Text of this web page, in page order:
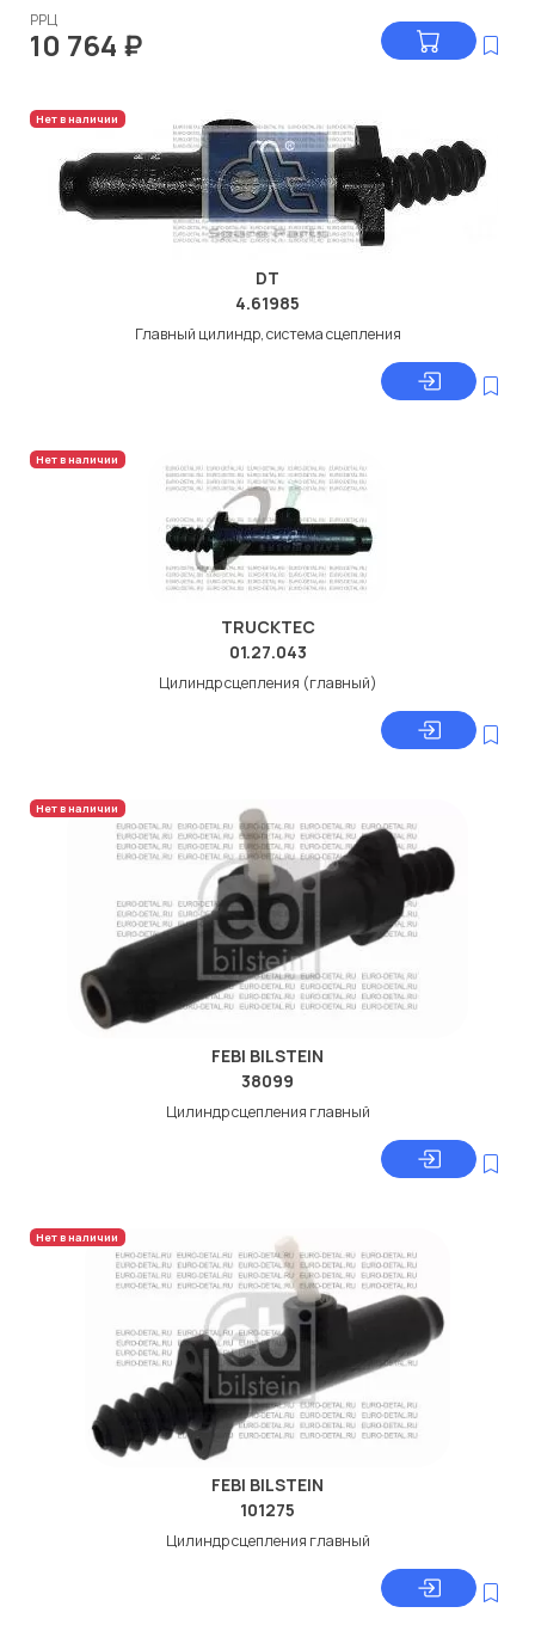
РРЦ
10 764 ₽
Нет в наличии
DT
4.61985
Главный цилиндр, система сцепления
Нет в наличии
TRUCKTEC
01.27.043
Цилиндр сцепления (главный)
Нет в наличии
FEBI BILSTEIN
38099
Цилиндр сцепления главный
Нет в наличии
FEBI BILSTEIN
101275
Цилиндр сцепления главный